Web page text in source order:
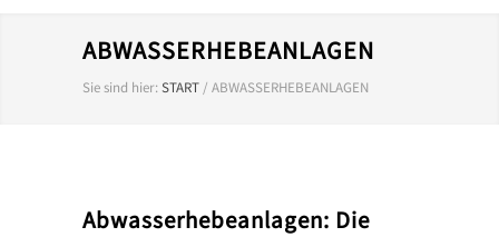
ABWASSERHEBEANLAGEN
Sie sind hier:START / ABWASSERHEBEANLAGEN
Abwasserhebeanlagen: Die